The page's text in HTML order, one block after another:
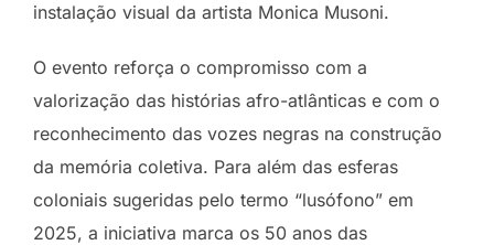
instalação visual da artista Monica Musoni.
O evento reforça o compromisso com a
valorização das histórias afro-atlânticas e com o
reconhecimento das vozes negras na construção
da memória coletiva. Para além das esferas
coloniais sugeridas pelo termo “lusófono” em
2025, a iniciativa marca os 50 anos das